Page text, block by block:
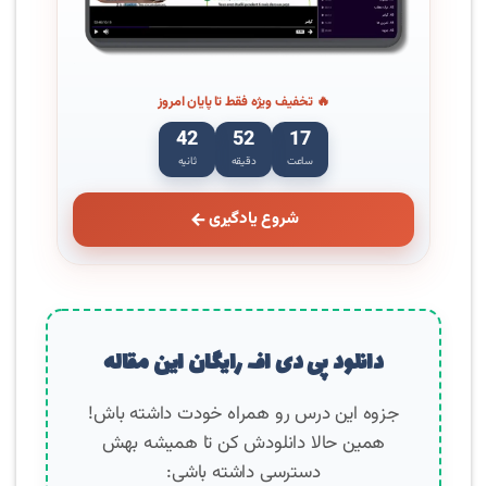
🔥 تخفیف ویژه فقط تا پایان امروز
17
ساعت
52
دقیقه
41
ثانیه
شروع یادگیری
دانلود پی دی اف رایگان این مقاله
جزوه این درس رو همراه خودت داشته باش!
همین حالا دانلودش کن تا همیشه بهش
دسترسی داشته باشی: